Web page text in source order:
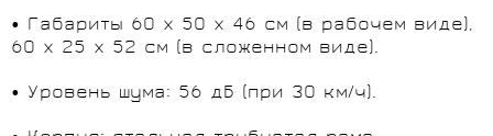
• Габариты 60 х 50 х 46 см (в рабочем виде),
60 х 25 х 52 см (в сложенном виде).
• Уровень шума: 56 дБ (при 30 км/ч).